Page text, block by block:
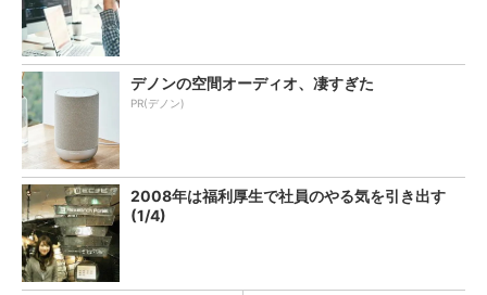
デノンの空間オーディオ、凄すぎた
PR(デノン)
2008年は福利厚生で社員のやる気を引き出す
(1/4)